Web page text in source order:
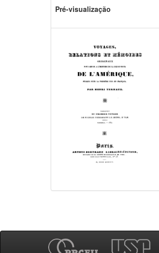
Pré-visualização